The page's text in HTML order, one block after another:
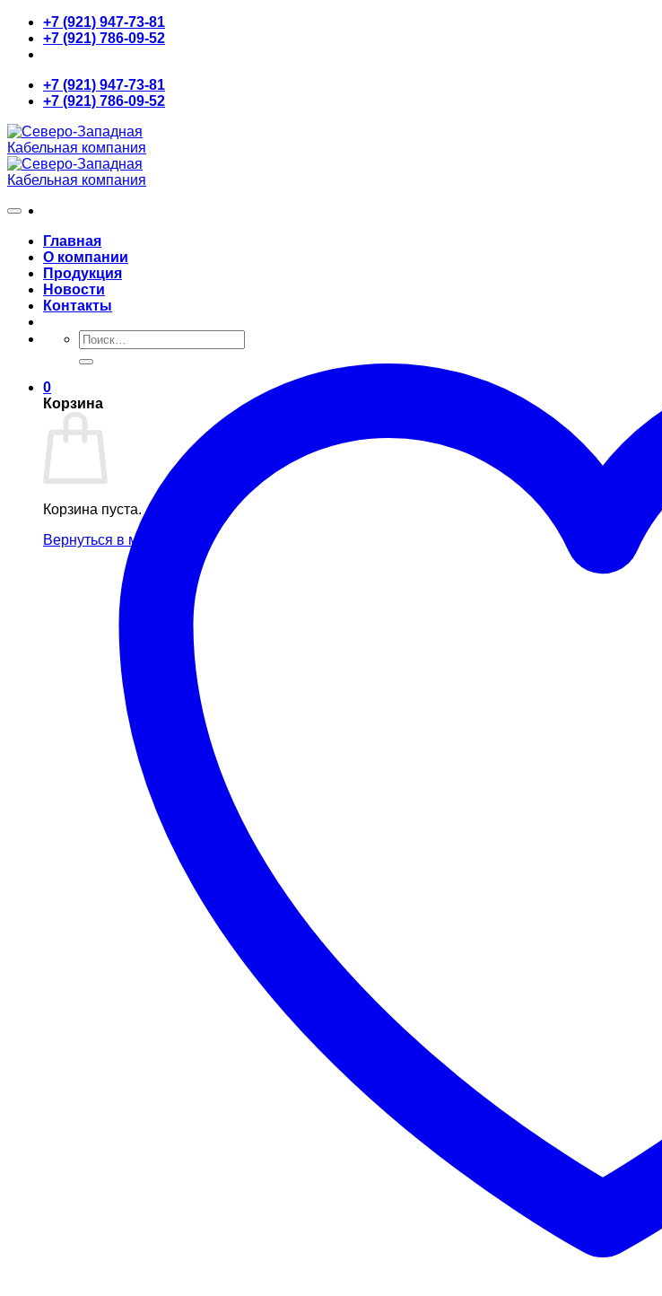
Skip
content
+7 (921) 947-73-81
+7 (921) 786-09-52
+7 (921) 947-73-81
+7 (921) 786-09-52
Главная
О компании
Продукция
Новости
Контакты
Искать:
0
Корзина
Корзина пуста.
Вернуться в магазин